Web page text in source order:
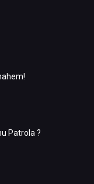
Patrola ?